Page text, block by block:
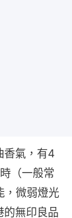
香氣，有4
（一般常
，微弱燈光
的無印良品